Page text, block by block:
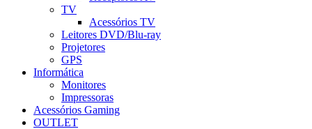
TV
Acessórios TV
Leitores DVD/Blu-ray
Projetores
GPS
Informática
Monitores
Impressoras
Acessórios Gaming
OUTLET